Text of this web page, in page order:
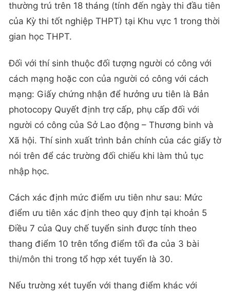
thường trú trên 18 tháng (tính đến ngày thi đầu tiên
của Kỳ thi tốt nghiệp THPT) tại Khu vực 1 trong thời
gian học THPT.
Đối với thí sinh thuộc đối tượng người có công với
cách mạng hoặc con của người có công với cách
mạng: Giấy chứng nhận để hưởng ưu tiên là Bản
photocopy Quyết định trợ cấp, phụ cấp đối với
người có công của Sở Lao động – Thương binh và
Xã hội. Thí sinh xuất trình bản chính của các giấy tờ
nói trên để các trường đối chiếu khi làm thủ tục
nhập học.
Cách xác định mức điểm ưu tiên như sau: Mức
điểm ưu tiên xác định theo quy định tại khoản 5
Điều 7 của Quy chế tuyển sinh được tính theo
thang điểm 10 trên tổng điểm tối đa của 3 bài
thi/môn thi trong tổ hợp xét tuyển là 30.
Nếu trường xét tuyển với thang điểm khác với